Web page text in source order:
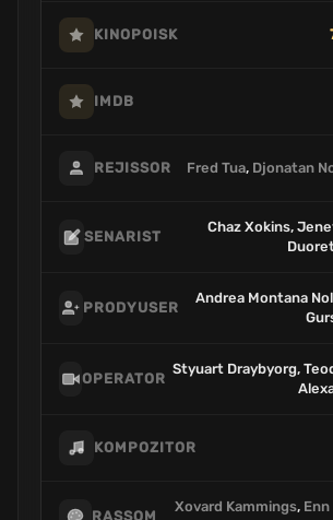
KINOPOISK
IMDB
REJISSOR Fred Tua, Djonatan
SENARIST
Chaz Xokins,
PRODYUSER
Andrea Montana
OPERATOR
Styuart Draybyorg,
KOMPOZITOR
RASSOM
Xovard Kammings,